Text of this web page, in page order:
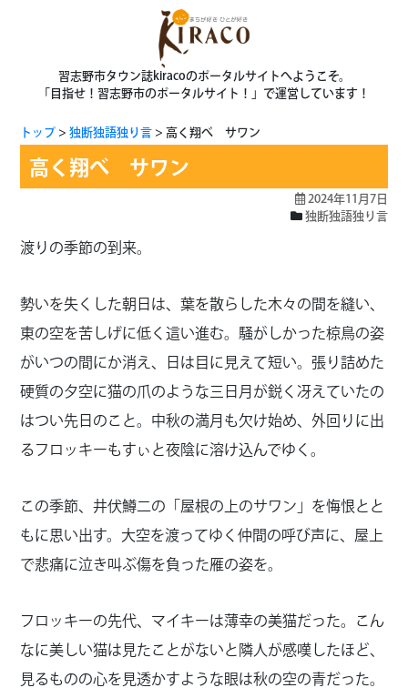
習志野市タウン誌kiracoのポータルサイトへようこそ。
「目指せ！習志野市のポータルサイト！」で運営しています！
トップ 独断独語独り言 高く翔べ サワン
高く翔べ サワン
2024年11月7日
独断独語独り言
渡りの季節の到来。
勢いを失くした朝日は、葉を散らした木々の間を縫い、
東の空を苦しげに低く這い進む。騒がしかった椋鳥の姿
がいつの間にか消え、日は目に見えて短い。張り詰めた
硬質の夕空に猫の爪のような三日月が鋭く冴えていたの
はつい先日のこと。中秋の満月も欠け始め、外回りに出
るフロッキーもすぃと夜陰に溶け込んでゆく。
この季節、井伏鱒二の「屋根の上のサワン」を悔恨とと
もに思い出す。大空を渡ってゆく仲間の呼び声に、屋上
で悲痛に泣き叫ぶ傷を負った雁の姿を。
フロッキーの先代、マイキーは薄幸の美猫だった。こん
なに美しい猫は見たことがないと隣人が感嘆したほど、
見るものの心を見透かすような眼は秋の空の青だった。